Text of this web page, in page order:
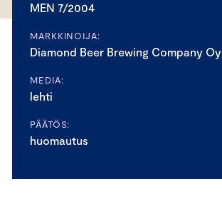
MEN 7/2004
MARKKINOIJA:
Diamond Beer Brewing Company Oy
MEDIA:
lehti
PÄÄTÖS:
huomautus